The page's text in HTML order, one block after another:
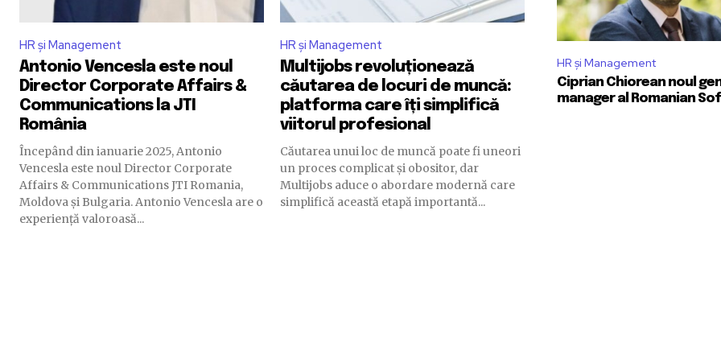
HR și Management
Antonio Vencesla este noul
Director Corporate Affairs &
Communications la JTI
România
Începând din ianuarie 2025, Antonio
Vencesla este noul Director Corporate
Affairs & Communications JTI Romania,
Moldova și Bulgaria. Antonio Vencesla are o
experiență valoroasă...
HR și Management
Multijobs revoluționează
căutarea de locuri de muncă:
platforma care îți simplifică
viitorul profesional
Căutarea unui loc de muncă poate fi uneori
un proces complicat și obositor, dar
Multijobs aduce o abordare modernă care
simplifică această etapă importantă...
HR și Management
Ciprian Chiorean noul
manager al Romanian